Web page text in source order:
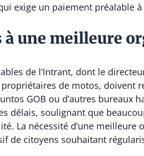
exige un paiement préalable
à une meilleure
de l’Intrant, dont le
de motos, doivent
GOB ou d’autres bureaux
délais, soulignant que
La nécessité d’une meilleure
de citoyens souhaitant